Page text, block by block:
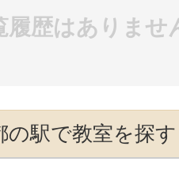
履歴はありませ
の駅で教室を探す